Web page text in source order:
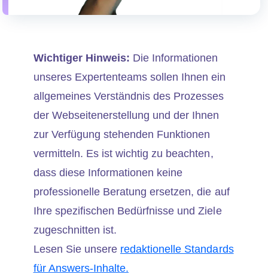
Wichtiger Hinweis: Die Informationen
unseres Expertenteams sollen Ihnen ein
allgemeines Verständnis des Prozesses
der Webseitenerstellung und der Ihnen
zur Verfügung stehenden Funktionen
vermitteln. Es ist wichtig zu beachten,
dass diese Informationen keine
professionelle Beratung ersetzen, die auf
Ihre spezifischen Bedürfnisse und Ziele
zugeschnitten ist.
Lesen Sie unsere redaktionelle Standards
für Answers-Inhalte.